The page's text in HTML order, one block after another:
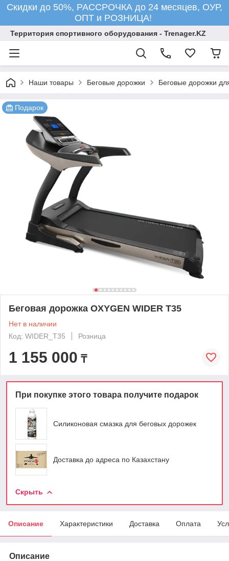
Скидки до 50%, РАССРОЧКА до 24 месяцев, ОУР,
ОПТ и РОЗНИЦА!
Территория спортивного оборудования - Trenager.KZ
Наши товары Беговые дорожки Беговые дорожки
Подарок
Беговая дорожка OXYGEN WIDER T35
Нет в наличии
Код: WIDER_T35
Розница
1 155 000 ₸
При покупке этого товара получите подарок
Силиконовая смазка для беговых дорожек
Доставка до адреса по Казахстану
Скрыть
Описание Характеристики Доставка Оплата
Описание